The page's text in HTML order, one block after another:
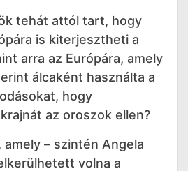
tehát attól tart, hogy
is kiterjesztheti a
arra az Európára, amely
álcaként használta a
hogy
az oroszok ellen?
amely – szintén Angela
volna a